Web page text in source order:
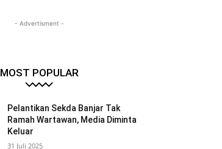
- Advertisment -
MOST POPULAR
Pelantikan Sekda Banjar Tak
Ramah Wartawan, Media Diminta
Keluar
31 Juli 2025